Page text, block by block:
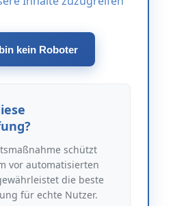
kein Roboter
schützt
vor automatisierten
die beste
für echte Nutzer.